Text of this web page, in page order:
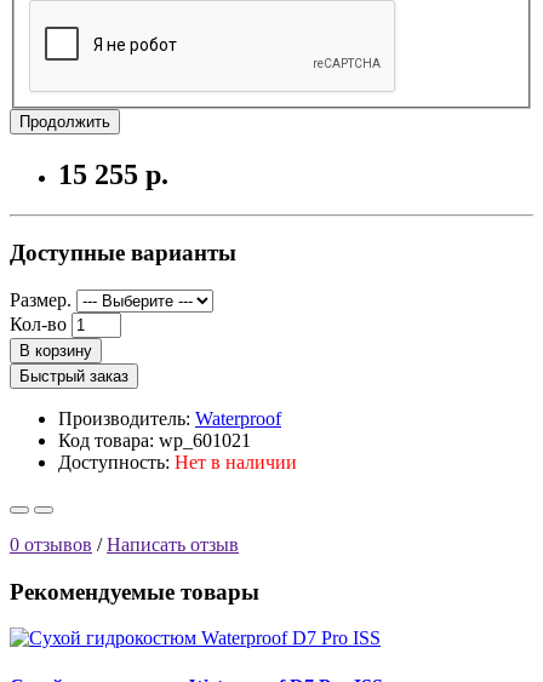
Продолжить
15 255 р.
Доступные варианты
Размер.
Кол-во
В корзину
Быстрый заказ
Производитель: Waterproof
Код товара: wp_601021
Доступность: Нет в наличии
0 отзывов /Написать отзыв
Рекомендуемые товары